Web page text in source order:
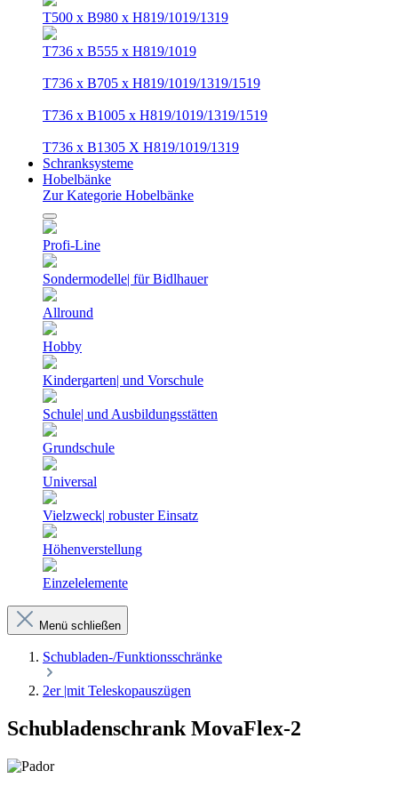
T500 x B980 x H819/1019/1319
T736 x B555 x H819/1019
T736 x B705 x H819/1019/1319/1519
T736 x B1005 x H819/1019/1319/1519
T736 x B1305 X H819/1019/1319
Schranksysteme
Hobelbänke
Zur Kategorie Hobelbänke
Profi-Line
Sondermodelle| für Bidlhauer
Allround
Hobby
Kindergarten| und Vorschule
Schule| und Ausbildungsstätten
Grundschule
Universal
Vielzweck| robuster Einsatz
Höhenverstellung
Einzelelemente
Menü schließen
Schubladen-/Funktionsschränke
2er |mit Teleskopauszügen
Schubladenschrank MovaFlex-2